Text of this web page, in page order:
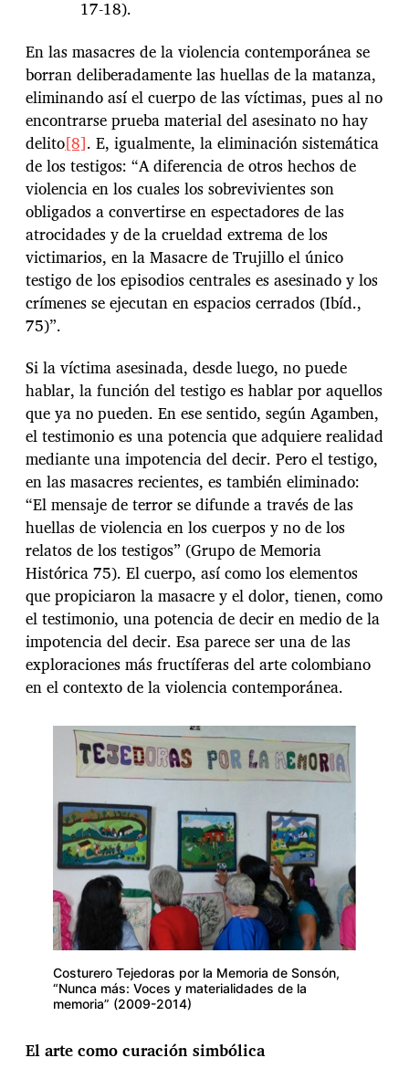
17-18).
En las masacres de la violencia contemporánea se
borran deliberadamente las huellas de la matanza,
eliminando así el cuerpo de las víctimas, pues al no
encontrarse prueba material del asesinato no hay
delito[8]. E, igualmente, la eliminación sistemática
de los testigos: “A diferencia de otros hechos de
violencia en los cuales los sobrevivientes son
obligados a convertirse en espectadores de las
atrocidades y de la crueldad extrema de los
victimarios, en la Masacre de Trujillo el único
testigo de los episodios centrales es asesinado y los
crímenes se ejecutan en espacios cerrados (Ibíd.,
75)”.
Si la víctima asesinada, desde luego, no puede
hablar, la función del testigo es hablar por aquellos
que ya no pueden. En ese sentido, según Agamben,
el testimonio es una potencia que adquiere realidad
mediante una impotencia del decir. Pero el testigo,
en las masacres recientes, es también eliminado:
“El mensaje de terror se difunde a través de las
huellas de violencia en los cuerpos y no de los
relatos de los testigos” (Grupo de Memoria
Histórica 75). El cuerpo, así como los elementos
que propiciaron la masacre y el dolor, tienen, como
el testimonio, una potencia de decir en medio de la
impotencia del decir. Esa parece ser una de las
exploraciones más fructíferas del arte colombiano
en el contexto de la violencia contemporánea.
Costurero Tejedoras por la Memoria de Sonsón,
“Nunca más: Voces y materialidades de la
memoria” (2009-2014)
El arte como curación simbólica